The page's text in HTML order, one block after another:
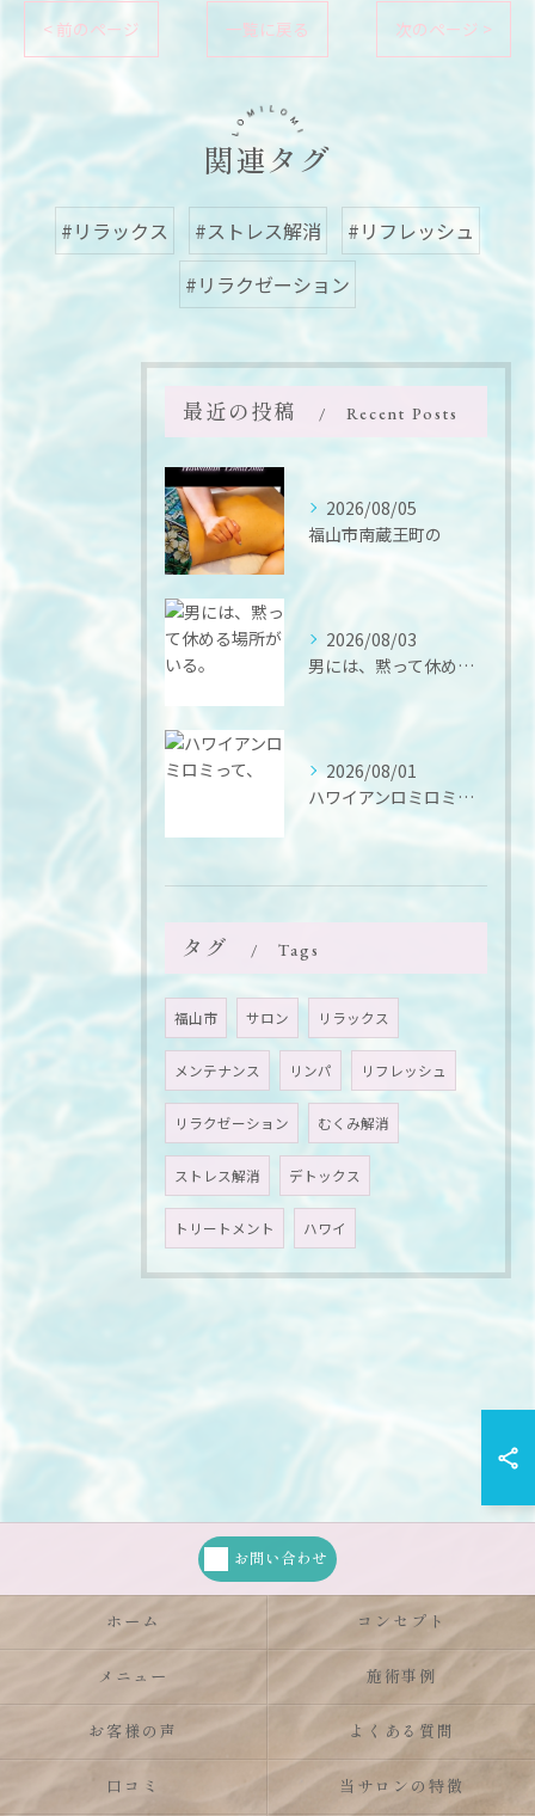
< 前のページ 一覧に戻る 次のページ >
関連タグ
#リラックス #ストレス解消
#リフレッシュ
#リラクゼーション
最近の投稿 Recent Posts
2026/08/05
福山市南蔵王町の
2026/08/03
男には、黙って休める場所がいる。
2026/08/01
ハワイアンロミロミって、
タグ Tags
福山市 サロン リラックス
メンテナンス リンパ リフレッシュ
リラクゼーション むくみ解消
ストレス解消 デトックス
トリートメント ハワイ
お問い合わせ
ホーム コンセプト
メニュー 施術事例
お客様の声 よくある質問
口コミ 当サロンの特徴